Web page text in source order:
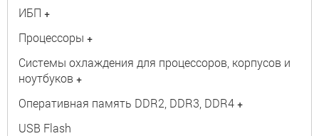
ИБП +
Процессоры +
Системы охлаждения для процессоров, корпусов и
ноутбуков +
Оперативная память DDR2, DDR3, DDR4 +
USB Flash